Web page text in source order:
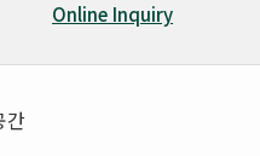
Online Inquiry
간